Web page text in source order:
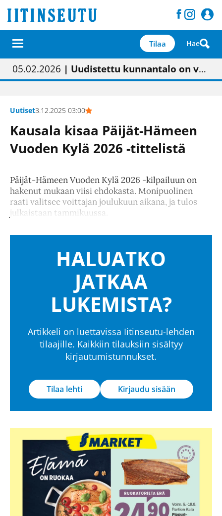
Tilaa Hae
01.02.2026 | Painon vaihtumisen pitäisi näkyä hieman parempana painojäljen laatuna lehdessä
05.02.2026 | Uudistettu kunnantalo on valoisa
23.04.2026 | “Olemme käynnistämässä uudelleen keskustavisiotyön”
09.05.2026| "Maalla on totuttu elämään omavaraisemmin kuin kaupungissa"
Uutiset3.12.2025 03:00
Kausala kisaa Päijät-Hämeen
Vuoden Kylä 2026 -tittelistä
Päijät-Hämeen Vuoden Kylä 2026 -kilpailuun on
hakenut mukaan viisi ehdokasta. Monipuolinen
raati valitsee voittajan joulukuun aikana, ja tulos
julkaistaan tammikuussa.
HALUATKO
JATKAA
LUKEMISTA?
Artikkeli on luettavissa Iitinseutu-lehden
tilaajille. Kaikkiin tilauksiin sisältyy
kirjautumistunnukset.
Tilaa lehti Kirjaudu sisään